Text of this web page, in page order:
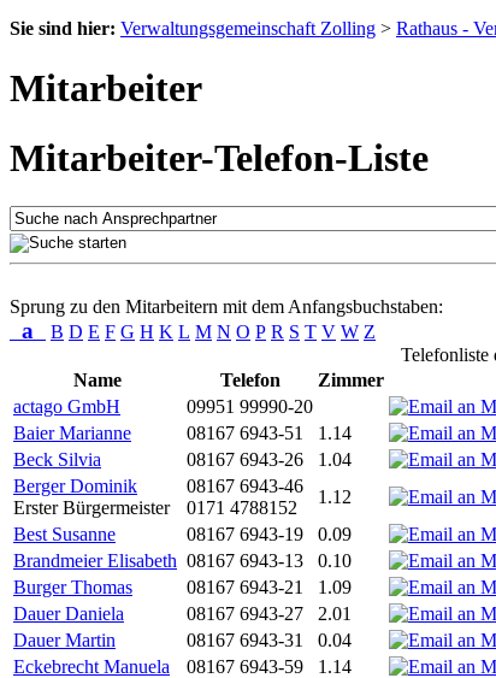
Sie sind hier: Verwaltungsgemeinschaft Zolling > Rathaus -
Mitarbeiter
Mitarbeiter-Telefon-Liste
Sprung zu den Mitarbeitern mit dem Anfangsbuchstaben:
a B D E F G H K L M N O P R S T V W Z
Telefonliste
Name
Telefon Zimmer
actago GmbH
09951 99990-20
Baier Marianne
08167 6943-51 1.14
Beck Silvia
08167 6943-26 1.04
Berger Dominik
Erster Bürgermeister
08167 6943-46
0171 4788152
1.12
Best Susanne
08167 6943-19 0.09
Brandmeier Elisabeth 08167 6943-13 0.10
Burger Thomas
08167 6943-21 1.09
Dauer Daniela
08167 6943-27 2.01
Dauer Martin
08167 6943-31 0.04
Eckebrecht Manuela
08167 6943-59 1.14